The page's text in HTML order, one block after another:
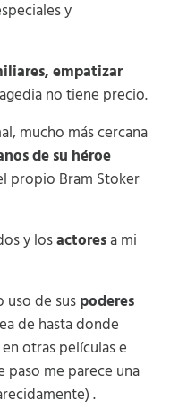
y
empatizar
no tiene precio.
mucho más cercana
de su héroe
propio Bram Stoker
y losactoresa mi
uso de suspoderes
de hasta donde
otras películas e
paso me parece una
.